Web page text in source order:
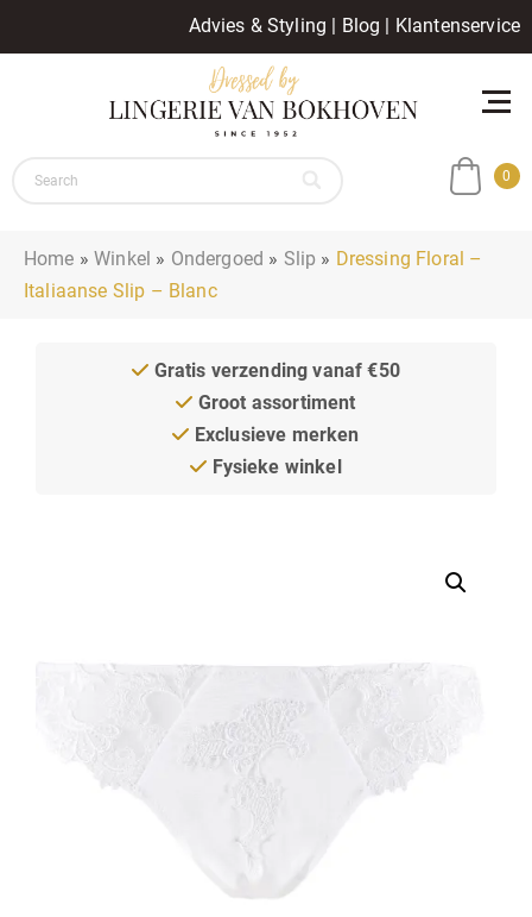
Advies & Styling | Blog | Klantenservice
0
Home »Winkel » Ondergoed » Slip » Dressing Floral –
Italiaanse Slip – Blanc
Gratis verzending vanaf €50
Groot assortiment
Exclusieve merken
Fysieke winkel